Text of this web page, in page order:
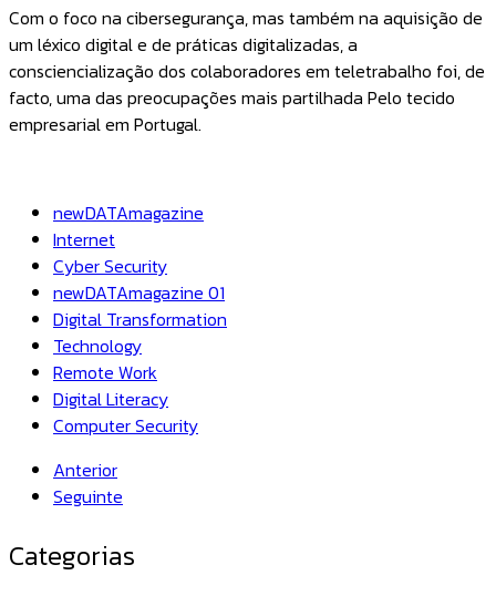
Com o foco na cibersegurança, mas também na aquisição de
um léxico digital e de práticas digitalizadas, a
consciencialização dos colaboradores em teletrabalho foi, de
facto, uma das preocupações mais partilhada Pelo tecido
empresarial em Portugal.
newDATAmagazine
Internet
Cyber Security
newDATAmagazine 01
Digital Transformation
Technology
Remote Work
Digital Literacy
Computer Security
Anterior
Seguinte
Categorias